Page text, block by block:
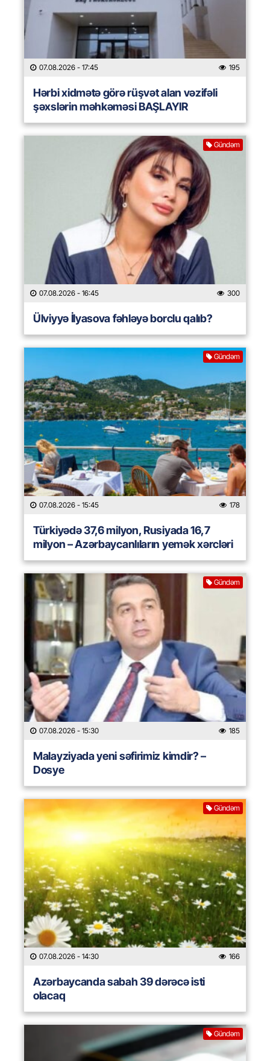
07.08.2026 - 17:45 195
Hərbi xidmətə görə rüşvət alan vəzifəli
şəxslərin məhkəməsi BAŞLAYIR
Gündəm
07.08.2026 - 16:45 300
Ülviyyə İlyasova fəhləyə borclu qalıb?
Gündəm
07.08.2026 - 15:45 178
Türkiyədə 37,6 milyon, Rusiyada 16,7
milyon – Azərbaycanlıların yemək xərcləri
Gündəm
07.08.2026 - 15:30 185
Malayziyada yeni səfirimiz kimdir? –
Dosye
Gündəm
07.08.2026 - 14:30 166
Azərbaycanda sabah 39 dərəcə isti
olacaq
Gündəm